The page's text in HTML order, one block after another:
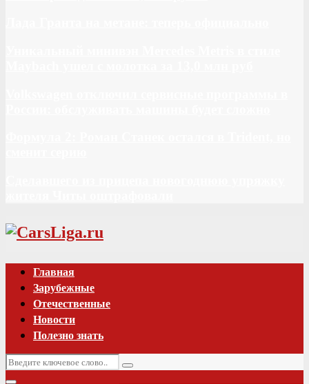
Vk
Главная
Зарубежные
Отечественные
Новости
Полезно знать
Искать:
Поиск